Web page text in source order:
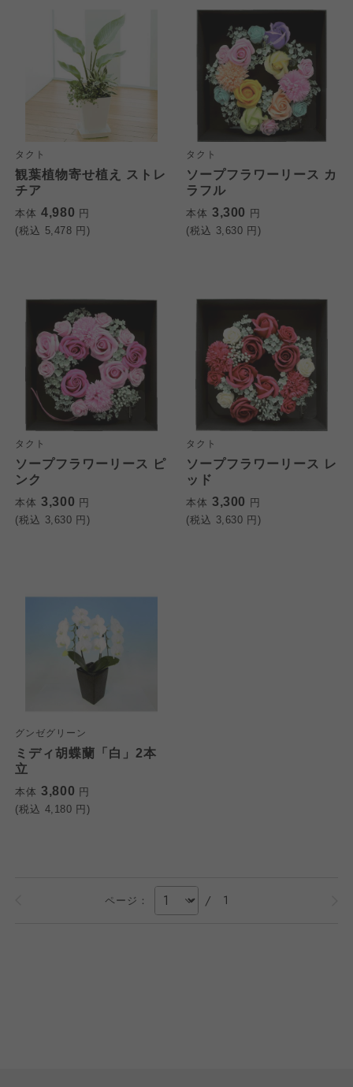
タクト
観葉植物寄せ植え ストレ
チア
本体 4,980 円
(税込 5,478 円)
タクト
ソープフラワーリース カ
ラフル
本体 3,300 円
(税込 3,630 円)
タクト
ソープフラワーリース ピ
ンク
本体 3,300 円
(税込 3,630 円)
タクト
ソープフラワーリース レ
ッド
本体 3,300 円
(税込 3,630 円)
グンゼグリーン
ミディ胡蝶蘭「白」2本
立
本体 3,800 円
(税込 4,180 円)
ページ： / 1